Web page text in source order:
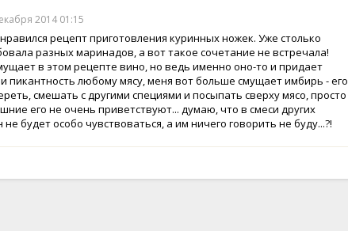
2014 01:15
рецепт приготовления куринных ножек. Уже столько
разных маринадов, а вот такое сочетание не встречала!
в этом рецепте вино, но ведь именно оно-то и придает
пикантность любому мясу, меня вот больше смущает имбирь - его
смешать с другими специями и посыпать сверху мясо, просто
его не очень приветствуют... думаю, что в смеси других
не будет особо чувствоваться, а им ничего говорить не буду...?!